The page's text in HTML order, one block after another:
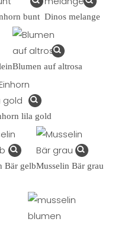
bunt Dinos melange
Blumen auf altrosa
lila gold
Bär gelbMusselin Bär grau